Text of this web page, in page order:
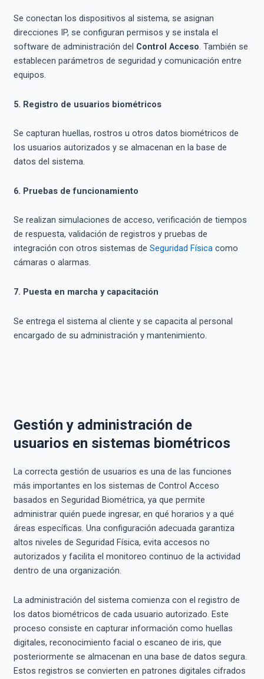
Se conectan los dispositivos al sistema, se asignan
direcciones IP, se configuran permisos y se instala el
software de administración del Control Acceso. También se
establecen parámetros de seguridad y comunicación entre
equipos.
5. Registro de usuarios biométricos
Se capturan huellas, rostros u otros datos biométricos de
los usuarios autorizados y se almacenan en la base de
datos del sistema.
6. Pruebas de funcionamiento
Se realizan simulaciones de acceso, verificación de tiempos
de respuesta, validación de registros y pruebas de
integración con otros sistemas de Seguridad Físicacomo
cámaras o alarmas.
7. Puesta en marcha y capacitación
Se entrega el sistema al cliente y se capacita al personal
encargado de su administración y mantenimiento.
Gestión y administración de
usuarios en sistemas biométricos
La correcta gestión de usuarios es una de las funciones
más importantes en los sistemas de Control Acceso
basados en Seguridad Biométrica, ya que permite
administrar quién puede ingresar, en qué horarios y a qué
áreas específicas. Una configuración adecuada garantiza
altos niveles de Seguridad Física, evita accesos no
autorizados y facilita el monitoreo continuo de la actividad
dentro de una organización.
La administración del sistema comienza con el registro de
los datos biométricos de cada usuario autorizado. Este
proceso consiste en capturar información como huellas
digitales, reconocimiento facial o escaneo de iris, que
posteriormente se almacenan en una base de datos segura.
Estos registros se convierten en patrones digitales cifrados